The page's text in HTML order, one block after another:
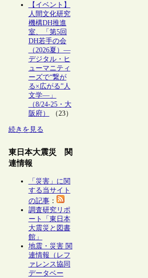
【イベント】
人間文化研究
機構DH推進
室、「第5回
DH若手の会
（2026夏）―
デジタル・ヒ
ューマニティ
ーズで“繋が
る×広がる”人
文学―」
（8/24-25・大
阪府）
（23）
続きを見る
東日本大震災 関
連情報
「災害」に関
する当サイト
の記事：
調査研究リポ
ート「東日本
大震災と図書
館」
地震・災害 関
連情報（レフ
ァレンス協同
データベー